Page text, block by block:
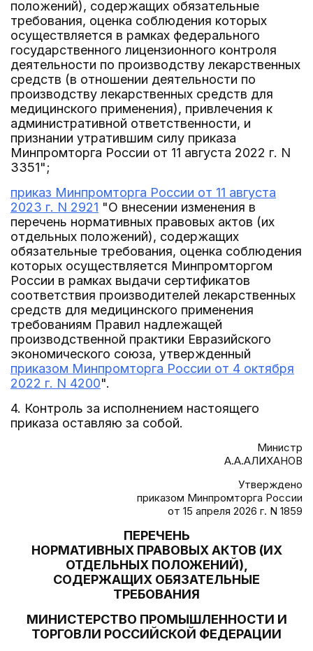
положений), содержащих обязательные
требования, оценка соблюдения которых
осуществляется в рамках федерального
государственного лицензионного контроля
деятельности по производству лекарственных
средств (в отношении деятельности по
производству лекарственных средств для
медицинского применения), привлечения к
административной ответственности, и
признании утратившим силу приказа
Минпромторга России от 11 августа 2022 г. N
3351";
приказ Минпромторга России от 11 августа
2023 г. N 2921 "О внесении изменения в
перечень нормативных правовых актов (их
отдельных положений), содержащих
обязательные требования, оценка соблюдения
которых осуществляется Минпромторгом
России в рамках выдачи сертификатов
соответствия производителей лекарственных
средств для медицинского применения
требованиям Правил надлежащей
производственной практики Евразийского
экономического союза, утвержденный
приказом Минпромторга России от 4 октября
2022 г. N 4200".
4. Контроль за исполнением настоящего
приказа оставляю за собой.
Министр
А.А.АЛИХАНОВ
Утверждено
приказом Минпромторга России
от 15 апреля 2026 г. N 1859
ПЕРЕЧЕНЬ
НОРМАТИВНЫХ ПРАВОВЫХ АКТОВ (ИХ
ОТДЕЛЬНЫХ ПОЛОЖЕНИЙ),
СОДЕРЖАЩИХ ОБЯЗАТЕЛЬНЫЕ
ТРЕБОВАНИЯ
МИНИСТЕРСТВО ПРОМЫШЛЕННОСТИ И
ТОРГОВЛИ РОССИЙСКОЙ ФЕДЕРАЦИИ